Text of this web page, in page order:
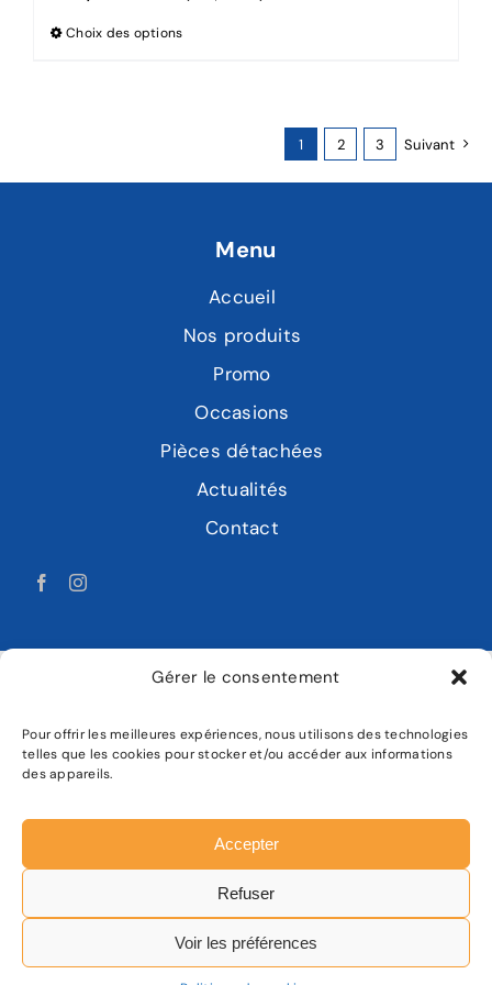
Gérer le consentement
Pour offrir les meilleures expériences, nous utilisons des technologies
telles que les cookies pour stocker et/ou accéder aux informations
des appareils.
Accepter
Refuser
Voir les préférences
Choix des options
1 2 3 Suivant
Menu
Accueil
Nos produits
Promo
Occasions
Pièces détachées
Actualités
Contact
LABAT MOTOCULTURE
Politique de confidentialité
Plan de site
FacebookInstagram